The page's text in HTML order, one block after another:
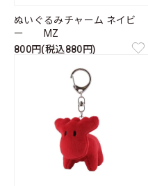
ぬいぐるみチャーム ネイビ
ー MZ
800円(税込880円)